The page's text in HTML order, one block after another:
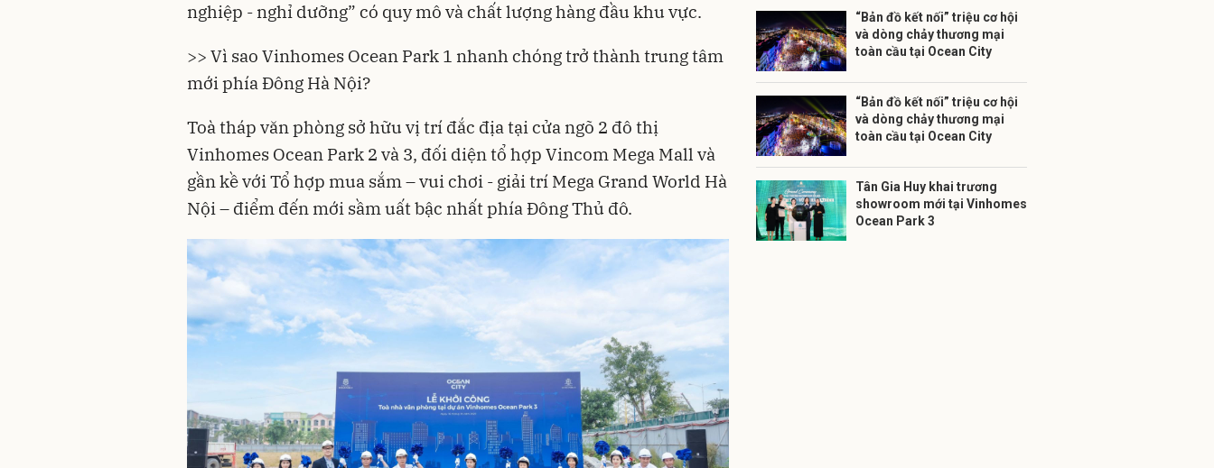
nghiệp - nghỉ dưỡng” có quy mô và chất lượng hàng đầu khu vực.
>> Vì sao Vinhomes Ocean Park 1 nhanh chóng trở thành trung tâm
mới phía Đông Hà Nội?
Toà tháp văn phòng sở hữu vị trí đắc địa tại cửa ngõ 2 đô thị
Vinhomes Ocean Park 2 và 3, đối diện tổ hợp Vincom Mega Mall và
gần kề với Tổ hợp mua sắm – vui chơi - giải trí Mega Grand World Hà
Nội – điểm đến mới sầm uất bậc nhất phía Đông Thủ đô.
“Bản đồ kết nối” triệu cơ hội
và dòng chảy thương mại
toàn cầu tại Ocean City
“Bản đồ kết nối” triệu cơ hội
và dòng chảy thương mại
toàn cầu tại Ocean City
Tân Gia Huy khai trương
showroom mới tại Vinhomes
Ocean Park 3